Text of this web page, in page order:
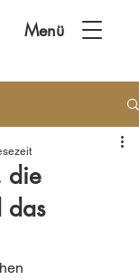
Menü
die
das